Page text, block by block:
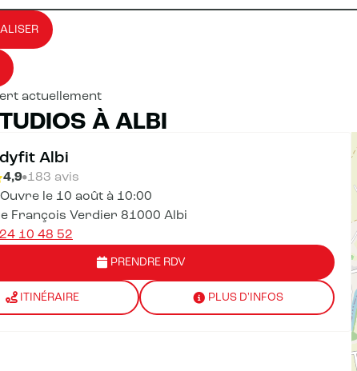
actuellement
À ALBI
Albi
4,9 183 avis
Ouvre le 10 août à 10:00
François Verdier 81000 Albi
10 48 52
PRENDRE RDV
ITINÉRAIRE PLUS D'INFOS